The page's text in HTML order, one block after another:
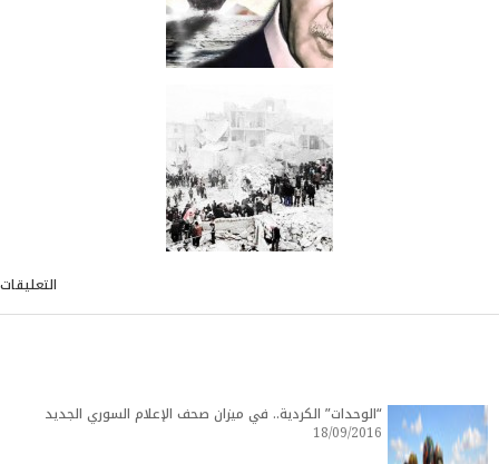
التعليقات
“الوحدات” الكردية.. في ميزان صحف الإعلام السوري الجديد
18/09/2016